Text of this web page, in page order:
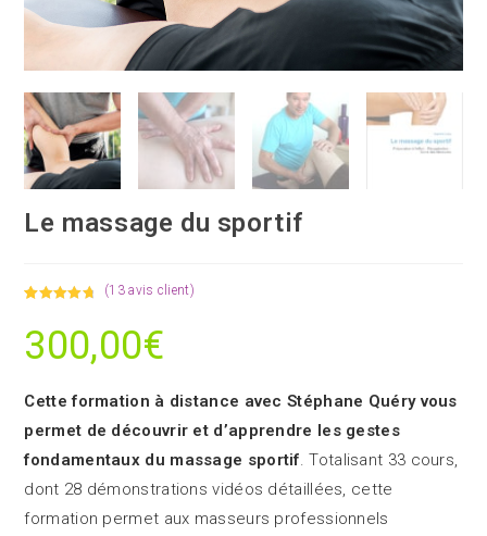
Le massage du sportif
sur 5
basé sur
client
(13avis client)
300,00€
Cette formation à distance avec Stéphane Quéry vous
permet de découvrir et d’apprendre les gestes
fondamentaux du massage sportif. Totalisant 33 cours,
dont 28 démonstrations vidéos détaillées, cette
formation permet aux masseurs professionnels